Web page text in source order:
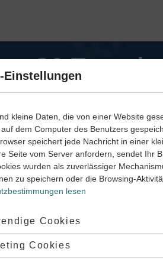
+ 30 Tage
Mit dem
60 %
Rabatt
KI-Tutor
Meistgewählt
10,
Vertragslaufzeit KI-
Einstellungen
kleine Daten, die von einer Website
dem Computer des Benutzers
speichert jede Nachricht in einer
Seite vom Server anfordern, sendet Ihr
wurden als zuverlässiger
zu speichern oder die Browsing-
lesen
Cookies
Cookies